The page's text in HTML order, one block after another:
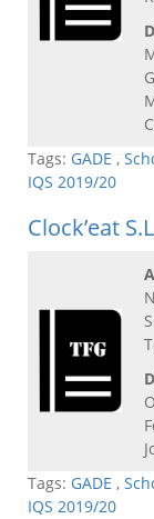
Tags: GADE ,
IQS 2019/20
Clock’eat
Tags: GADE ,
IQS 2019/20